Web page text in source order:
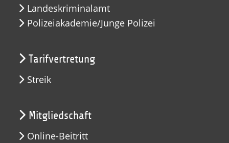
Landeskriminalamt
Polizeiakademie/Junge Polizei
Tarifvertretung
Streik
Mitgliedschaft
Online-Beitritt